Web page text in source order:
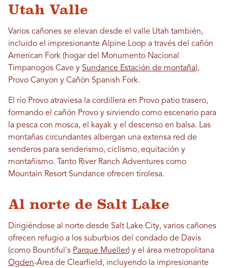
Utah Valle
Varios cañones se elevan desde el valle Utah también,
incluido el impresionante Alpine Loop a través del cañón
American Fork (hogar del Monumento Nacional
Timpanogos Cave y Sundance Estación de montaña),
Provo Canyon y Cañón Spanish Fork.
El río Provo atraviesa la cordillera en Provo patio trasero,
formando el cañón Provo y sirviendo como escenario para
la pesca con mosca, el kayak y el descenso en balsa. Las
montañas circundantes albergan una extensa red de
senderos para senderismo, ciclismo, equitación y
montañismo. Tanto River Ranch Adventures como
Mountain Resort Sundance ofrecen tirolesa.
Al norte de Salt Lake
Dirigiéndose al norte desde Salt Lake City, varios cañones
ofrecen refugio a los suburbios del condado de Davis
(como Bountiful's Parque Mueller) y el área metropolitana
Ogden-Área de Clearfield, incluyendo la impresionante